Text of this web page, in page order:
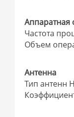
Аппаратная
Частота
Объем
Антенна
Тип антенн